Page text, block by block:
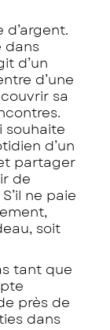
d’argent.
dans
d’un
d’une
sa
souhaite
d’un
partager
de
ne paie
soit
tant que
près de
dans